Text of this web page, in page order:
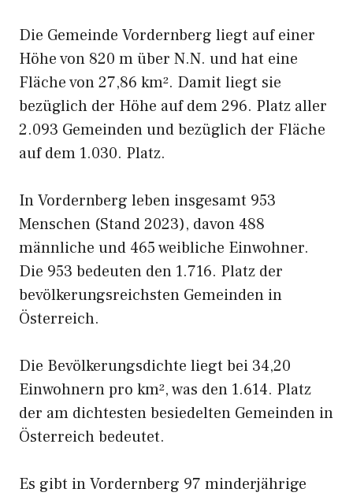
Die Gemeinde Vordernberg liegt auf einer
Höhe von 820 m über N.N. und hat eine
Fläche von 27,86 km². Damit liegt sie
bezüglich der Höhe auf dem 296. Platz aller
2.093 Gemeinden und bezüglich der Fläche
auf dem 1.030. Platz.
In Vordernberg leben insgesamt 953
Menschen (Stand 2023), davon 488
männliche und 465 weibliche Einwohner.
Die 953 bedeuten den 1.716. Platz der
bevölkerungsreichsten Gemeinden in
Österreich.
Die Bevölkerungsdichte liegt bei 34,20
Einwohnern pro km², was den 1.614. Platz
der am dichtesten besiedelten Gemeinden in
Österreich bedeutet.
Es gibt in Vordernberg 97 minderjährige